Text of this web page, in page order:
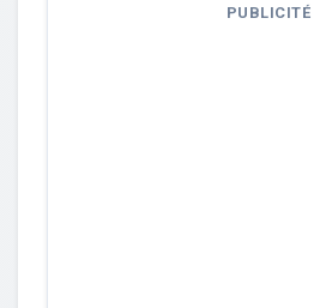
PUBLICITÉ